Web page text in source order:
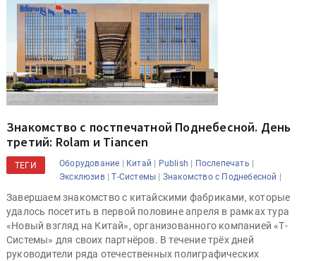
Знакомство с постпечатной Поднебесной. День
третий: Rolam и Tiancen
ТЕГИ Оборудование | Китай | Publish | Послепечать |
Эксклюзив|Т-Системы | Знакомство с Поднебесной |
Завершаем знакомство с китайскими фабриками, которые
удалось посетить в первой половине апреля в рамках тура
«Новый взгляд на Китай», организованного компанией «Т-
Системы» для своих партнёров. В течение трёх дней
руководители ряда отечественных полиграфических